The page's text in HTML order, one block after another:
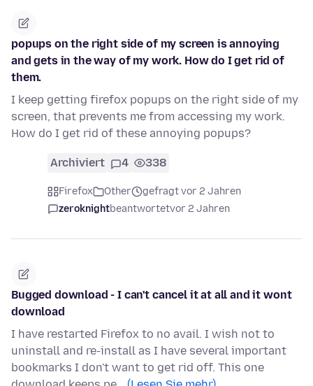
popups on the right side of my screen is annoying
and gets in the way of my work. How do I get rid of
them.
I keep getting firefox popups on the right side of my
screen, that prevents me from accessing my work.
How do I get rid of these annoying popups?
Archiviert 4 338
Firefox Other
gefragt vor 2 Jahren
zeroknightbeantwortetvor 2 Jahren
Bugged download - I can't cancel it at all and it wont
download
I have restarted Firefox to no avail. I wish not to
uninstall and re-install as I have several important
bookmarks I don't want to get rid off. This one